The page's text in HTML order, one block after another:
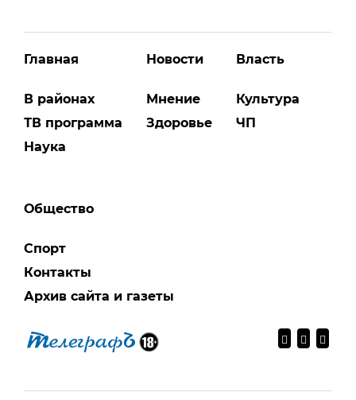
Главная
В районах
ТВ программа
Наука
Новости
Мнение
Здоровье
Власть
Культура
ЧП
Общество
Спорт
Контакты
Архив сайта и газеты